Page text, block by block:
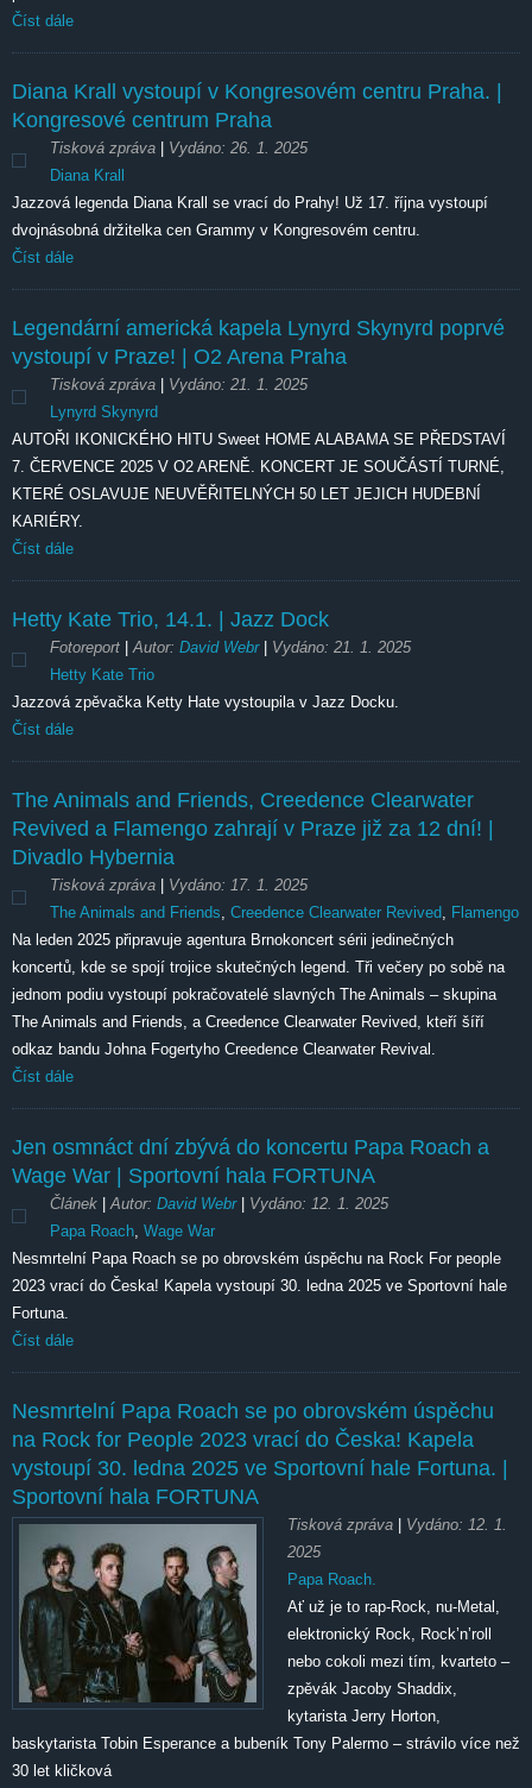
Číst dále
Diana Krall vystoupí v Kongresovém centru Praha. |
Kongresové centrum Praha
Tisková zpráva Vydáno: 26. 1. 2025
Diana Krall
Jazzová legenda Diana Krall se vrací do Prahy! Už 17. října vystoupí
dvojnásobná držitelka cen Grammy v Kongresovém centru.
Číst dále
Legendární americká kapela Lynyrd Skynyrd poprvé
vystoupí v Praze! | O2 Arena Praha
Tisková zpráva Vydáno: 21. 1. 2025
Lynyrd Skynyrd
AUTOŘI IKONICKÉHO HITU Sweet HOME ALABAMA SE PŘEDSTAVÍ
7. ČERVENCE 2025 V O2 ARENĚ. KONCERT JE SOUČÁSTÍ TURNÉ,
KTERÉ OSLAVUJE NEUVĚŘITELNÝCH 50 LET JEJICH HUDEBNÍ
KARIÉRY.
Číst dále
Hetty Kate Trio, 14.1. | Jazz Dock
Fotoreport |Autor: David Webr Vydáno: 21. 1. 2025
Hetty Kate Trio
Jazzová zpěvačka Ketty Hate vystoupila v Jazz Docku.
Číst dále
The Animals and Friends, Creedence Clearwater
Revived a Flamengo zahrají v Praze již za 12 dní! |
Divadlo Hybernia
Tisková zpráva Vydáno: 17. 1. 2025
The Animals and Friends, Creedence Clearwater Revived, Flamengo
Na leden 2025 připravuje agentura Brnokoncert sérii jedinečných
koncertů, kde se spojí trojice skutečných legend. Tři večery po sobě na
jednom podiu vystoupí pokračovatelé slavných The Animals – skupina
The Animals and Friends, a Creedence Clearwater Revived, kteří šíří
odkaz bandu Johna Fogertyho Creedence Clearwater Revival.
Číst dále
Jen osmnáct dní zbývá do koncertu Papa Roach a
Wage War | Sportovní hala FORTUNA
Článek |Autor: David Webr Vydáno: 12. 1. 2025
Papa Roach, Wage War
Nesmrtelní Papa Roach se po obrovském úspěchu na Rock For people
2023 vrací do Česka! Kapela vystoupí 30. ledna 2025 ve Sportovní hale
Fortuna.
Číst dále
Nesmrtelní Papa Roach se po obrovském úspěchu
na Rock for People 2023 vrací do Česka! Kapela
vystoupí 30. ledna 2025 ve Sportovní hale Fortuna. |
Sportovní hala FORTUNA
Tisková zpráva Vydáno: 12. 1.
2025
Papa Roach.
Ať už je to rap-Rock, nu-Metal,
elektronický Rock, Rock’n’roll
nebo cokoli mezi tím, kvarteto –
zpěvák Jacoby Shaddix,
kytarista Jerry Horton,
baskytarista Tobin Esperance a bubeník Tony Palermo – strávilo více než
30 let kličková